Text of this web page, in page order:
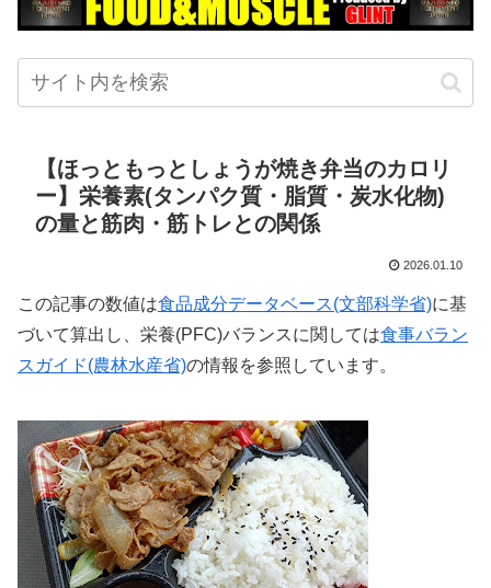
【ほっともっとしょうが焼き弁当のカロリ
ー】栄養素(タンパク質・脂質・炭水化物)
の量と筋肉・筋トレとの関係
2026.01.10
この記事の数値は食品成分データベース(文部科学省)に基
づいて算出し、栄養(PFC)バランスに関しては食事バラン
スガイド(農林水産省)の情報を参照しています。